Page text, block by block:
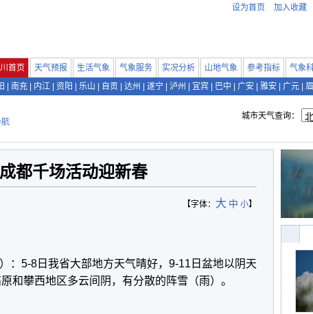
设为首页 加入收藏
首页 天气预报 生活气象 气象服务 实况分析 山地气象 参考指标 气象
南充 内江 资阳 乐山 自贡 达州 遂宁 泸州 宜宾 巴中 广安 雅安 广元
城市天气查询：
都千场活动迎新春
【字体： 大 中 小】
：5-8日我省大部地方天气晴好，9-11日盆地以阴天
和攀西地区多云间阴，有分散的阵雪（雨）。